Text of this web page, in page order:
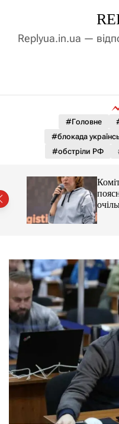
д
у
Replyua.in.ua —
#Головне
#блокада
#обстріли РФ